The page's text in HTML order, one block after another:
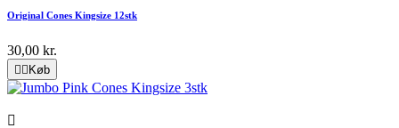
Original Cones Kingsize 12stk
30,00 kr.
Køb
